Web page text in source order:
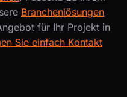
Branchenlösungen
für Ihr Projekt in
Sie einfach Kontakt